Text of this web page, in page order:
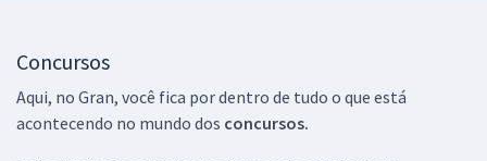
Concursos
Aqui, no Gran, você fica por dentro de tudo o que está
acontecendo no mundo dos concursos.